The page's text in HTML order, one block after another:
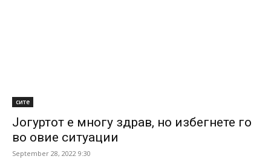
сите
Јогуртот е многу здрав, но избегнете го
во овие ситуации
September 28, 2022 9:30